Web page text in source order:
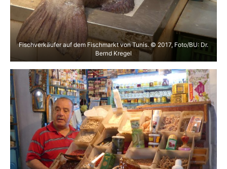
Fischverkäufer auf dem Fischmarkt von Tunis. © 2017, Foto/BU: Dr.
Bernd Kregel